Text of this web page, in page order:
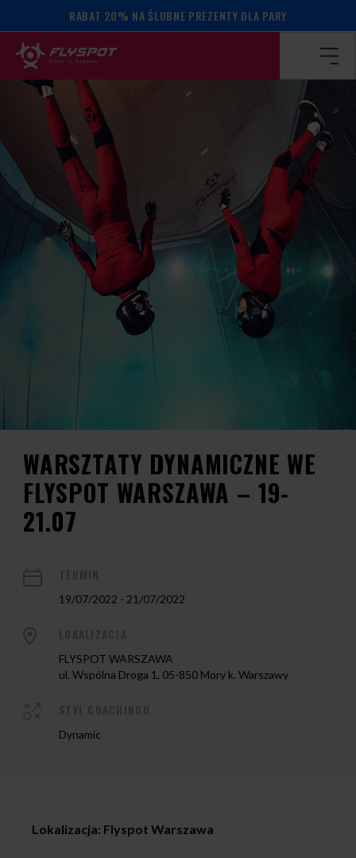
RABAT 20% NA ŚLUBNE PREZENTY DLA PARY
Strona główna / Kalendarz wydarzeń / Warsztaty
WARSZTATY DYNAMICZNE WE
FLYSPOT WARSZAWA – 19-
21.07
19/07/2022 - 21/07/2022
FLYSPOT WARSZAWA
ul. Wspólna Droga 1, 05-850 Mory k. Warszawy
Dynamic
Lokalizacja: Flyspot Warszawa